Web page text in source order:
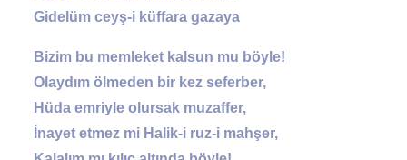
Gidelüm ceyş-i küffara gazaya
Bizim bu memleket kalsun mu böyle!
Olaydım ölmeden bir kez seferber,
Hüda emriyle olursak muzaffer,
İnayet etmez mi Halik-i ruz-i mahşer,